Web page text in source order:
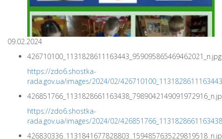
09.02.2024
426710100_1131828611163443_959095865469462021_n.jpg
https://zdo6.shostka-
rada.gov.ua/images/2024/02/
https://zdo6.shostka-
rada.gov.ua/images/2024/02/